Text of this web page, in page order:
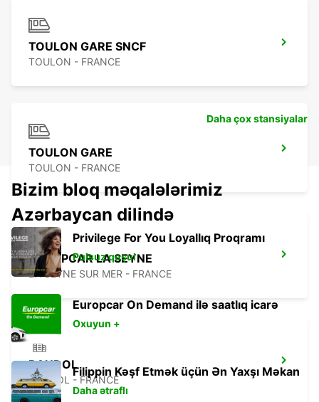
TOULON GARE SNCF
TOULON - FRANCE
TOULON GARE
TOULON - FRANCE
EUROPCAR LA SEYNE
LA SEYNE SUR MER - FRANCE
BANDOL
BANDOL - FRANCE
Daha çox stansiyalar
Bizim bloq məqalələrimiz
Azərbaycan dilində
Privilege For You Loyallıq Proqramı
Pulsuz qoşul
Europcar On Demand ilə saatlıq icarə
Oxuyun +
Filippin Kəşf Etmək üçün Ən Yaxşı Məkan
Daha ətraflı